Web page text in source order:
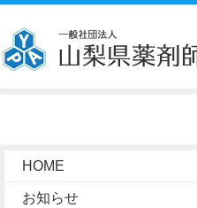
HOME
お知らせ